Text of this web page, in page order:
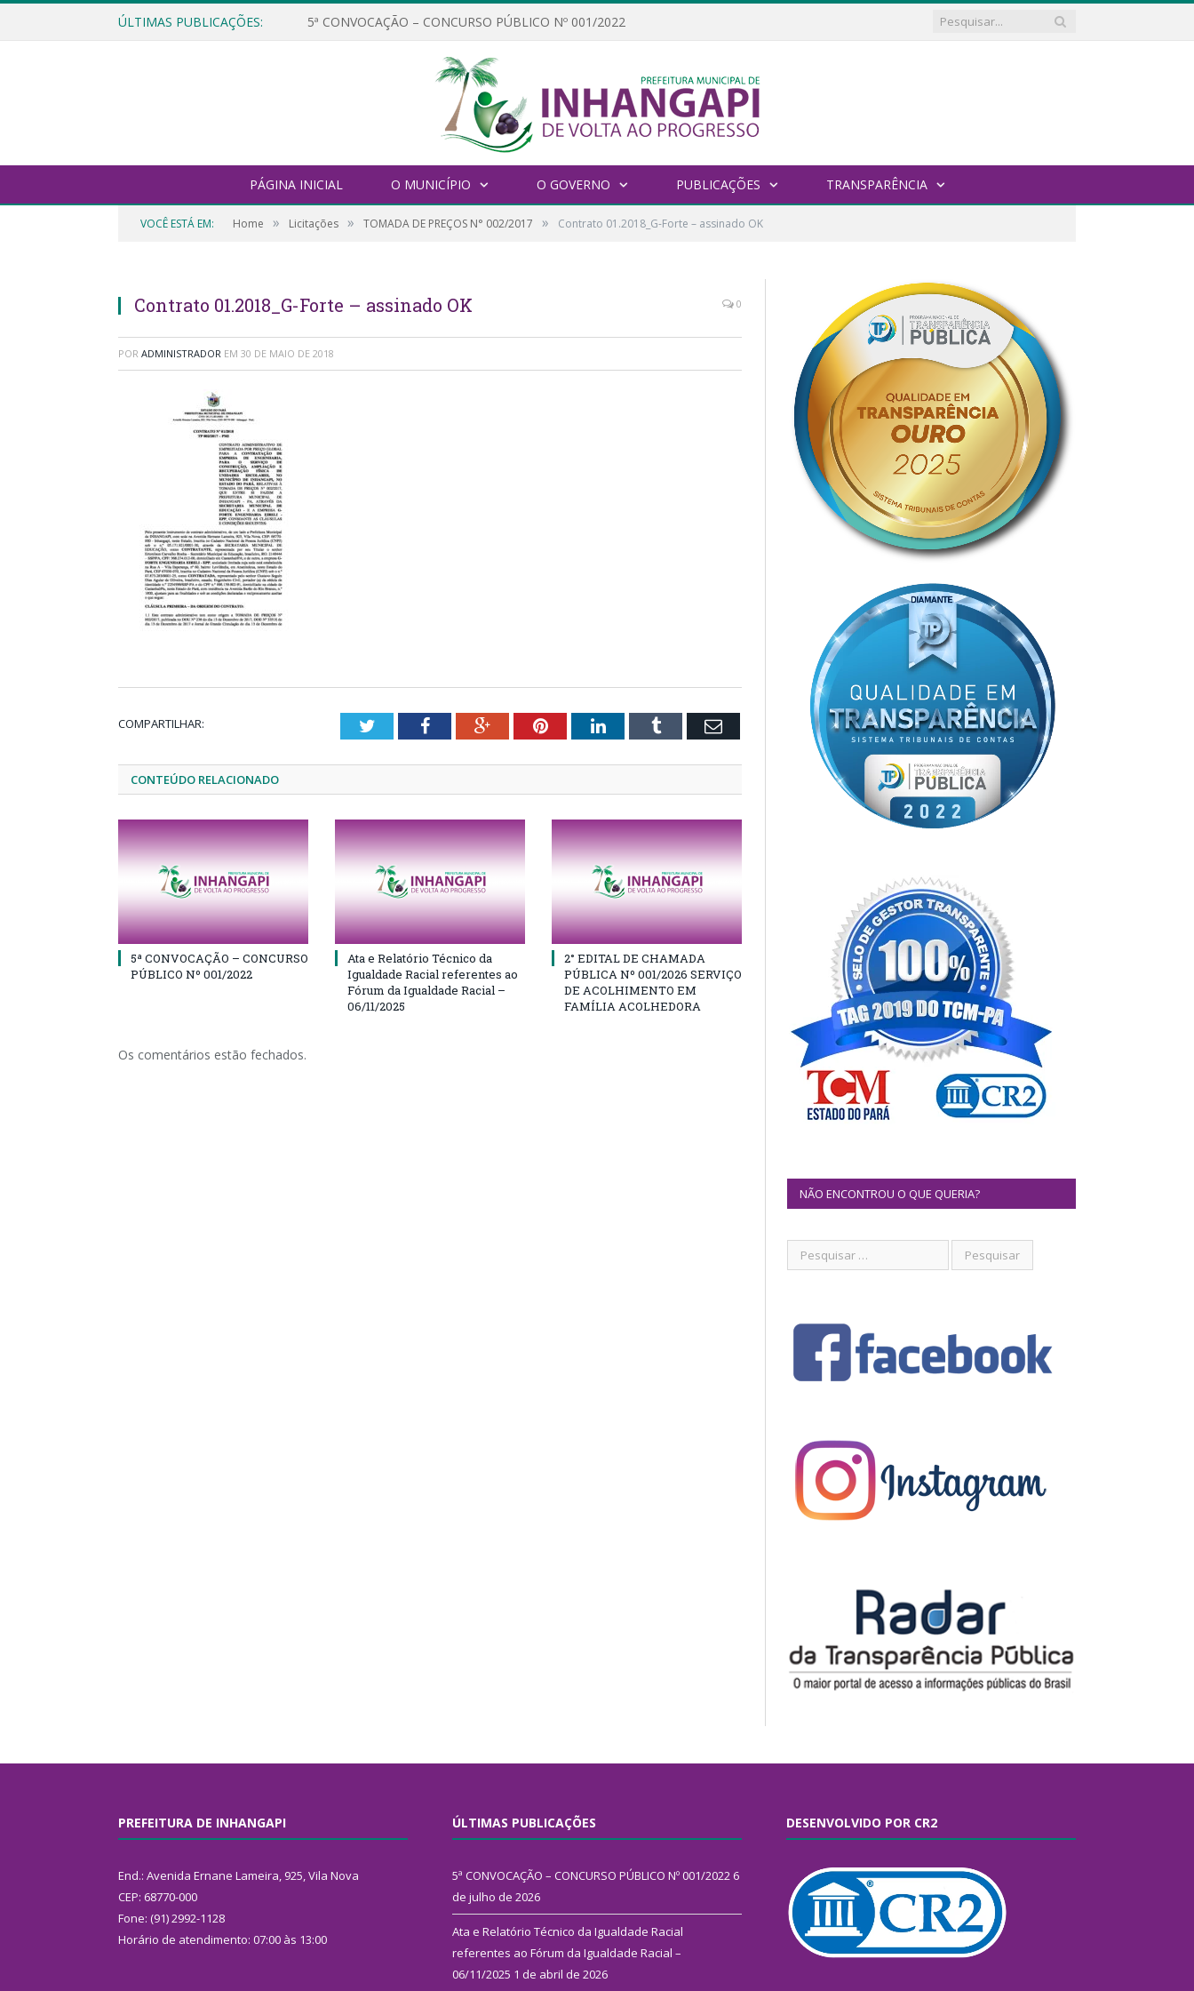
ÚLTIMAS PUBLICAÇÕES: 5ª CONVOCAÇÃO – CONCURSO PÚBLICO Nº 001/2022
PÁGINA INICIAL O MUNICÍPIO O GOVERNO PUBLICAÇÕES TRANSPARÊNCIA
VOCÊ ESTÁ EM: Home » Licitações » TOMADA DE PREÇOS N° 002/2017 » Contrato 01.2018_G-Forte – assinado OK
Contrato 01.2018_G-Forte – assinado OK 0
POR ADMINISTRADOR EM 30 DE MAIO DE 2018
COMPARTILHAR: TwitterFacebookGoogle+PinterestLinkedInTumblr Email
CONTEÚDO RELACIONADO
5ª CONVOCAÇÃO – CONCURSO
PÚBLICO Nº 001/2022
Ata e Relatório Técnico da
Igualdade Racial referentes ao
Fórum da Igualdade Racial –
06/11/2025
2° EDITAL DE CHAMADA
PÚBLICA Nº 001/2026 SERVIÇO
DE ACOLHIMENTO EM
FAMÍLIA ACOLHEDORA
Os comentários estão fechados.
NÃO ENCONTROU O QUE QUERIA?
PREFEITURA DE INHANGAPI
End.: Avenida Ernane Lameira, 925, Vila Nova
CEP: 68770-000
Fone: (91) 2992-1128
Horário de atendimento: 07:00 às 13:00
ÚLTIMAS PUBLICAÇÕES
5ª CONVOCAÇÃO – CONCURSO PÚBLICO Nº 001/2022 6
de julho de 2026
Ata e Relatório Técnico da Igualdade Racial
referentes ao Fórum da Igualdade Racial –
06/11/2025 1 de abril de 2026
DESENVOLVIDO POR CR2